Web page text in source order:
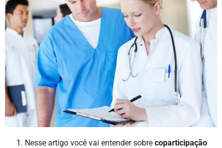
Nesse artigo você vai entender sobre coparticipação